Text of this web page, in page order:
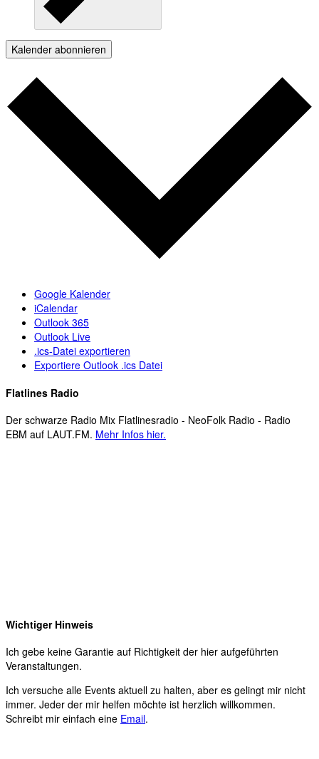
Kalender abonnieren
Google Kalender
iCalendar
Outlook 365
Outlook Live
.ics-Datei exportieren
Exportiere Outlook .ics Datei
Flatlines Radio
Der schwarze Radio Mix Flatlinesradio - NeoFolk Radio - Radio
EBM auf LAUT.FM. Mehr Infos hier.
Wichtiger Hinweis
Ich gebe keine Garantie auf Richtigkeit der hier aufgeführten
Veranstaltungen.
Ich versuche alle Events aktuell zu halten, aber es gelingt mir nicht
immer. Jeder der mir helfen möchte ist herzlich willkommen.
Schreibt mir einfach eine Email.